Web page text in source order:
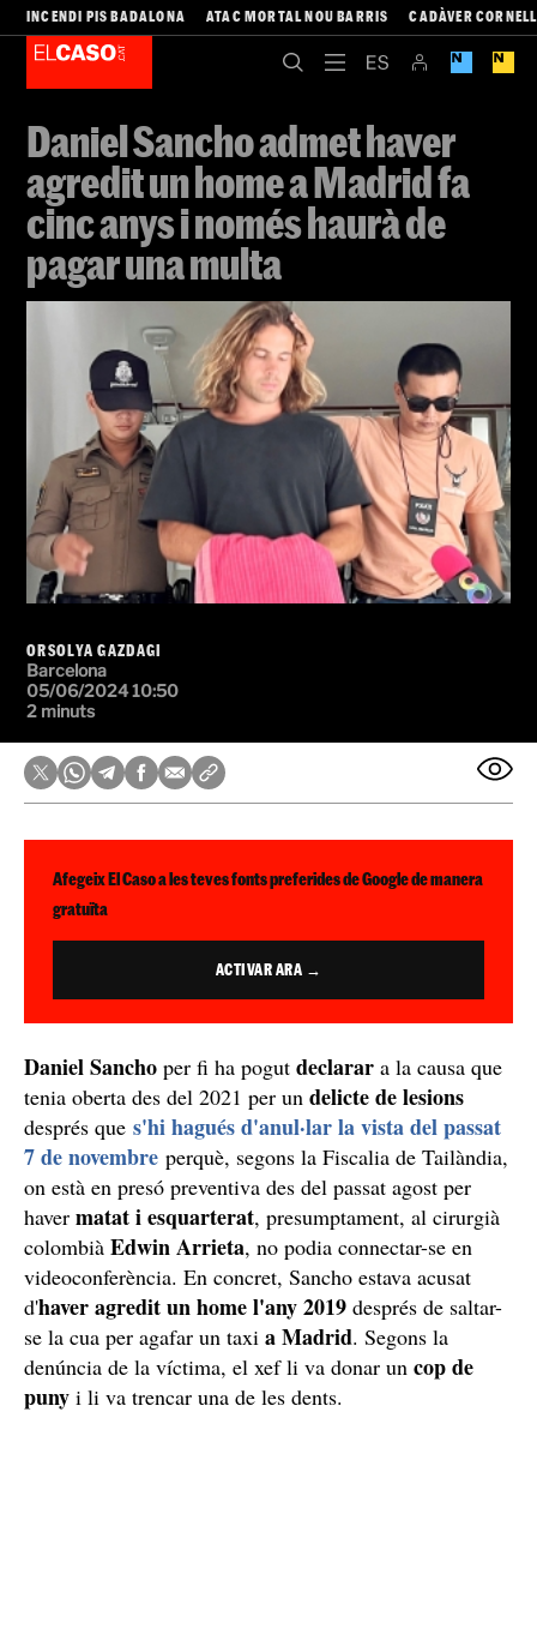
INCENDI PIS BADALONA ATAC MORTAL NOU BARRIS CADÀVER
Daniel Sancho admet haver
agredit un home a Madrid fa
cinc anys i només haurà de
pagar una multa
ORSOLYA GAZDAGI
Barcelona
05/06/2024 10:50
2 minuts
Afegeix El Caso a les teves fonts preferides de Google de manera
gratuïta
ACTIVAR ARA →
Daniel Sancho per fi ha pogut declarar a la causa que
tenia oberta des del 2021 per un delicte de lesions
després que s'hi hagués d'anul·lar la vista del passat
7 de novembre perquè, segons la Fiscalia de Tailàndia,
on està en presó preventiva des del passat agost per
haver matat i esquarterat, presumptament, al cirurgià
colombià Edwin Arrieta, no podia connectar-se en
videoconferència. En concret, Sancho estava acusat
d'haver agredit un home l'any 2019 després de saltar-
se la cua per agafar un taxi a Madrid. Segons la
denúncia de la víctima, el xef li va donar un cop de
puny i li va trencar una de les dents.